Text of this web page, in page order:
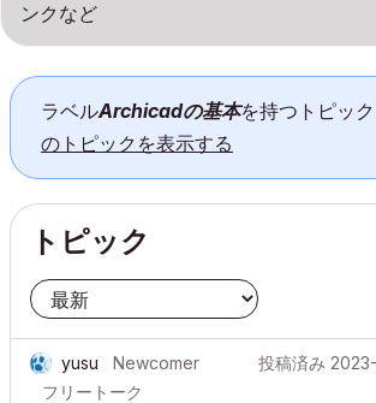
ンクなど
ラベルArchicadの基本を持つトピッ
のトピックを表示する
トピック
yusu Newcomer 投稿済み
フリートーク